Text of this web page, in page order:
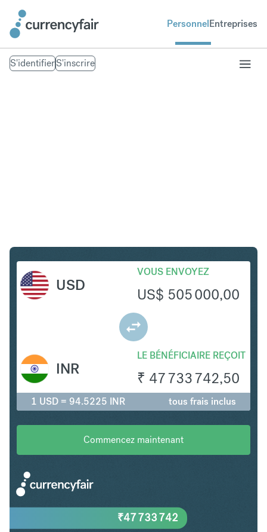
PersonnelEntreprises
S'identifierS'inscrire
USD
VOUS ENVOYEZ
US$ 505 000,00
LE BÉNÉFICIAIRE REÇOIT
₹ 47 733 742,50
INR
1 USD = 94.5225 INR tous frais inclus
Commencez maintenant
₹47 733 742